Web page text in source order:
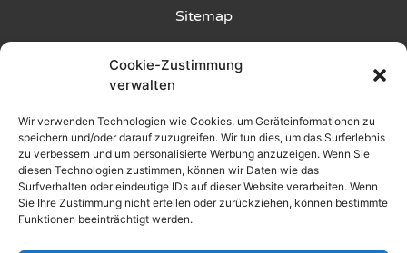
Cookie-Zustimmung
verwalten
Wir verwenden Technologien wie Cookies, um Geräteinformationen zu
speichern und/oder darauf zuzugreifen. Wir tun dies, um das Surferlebnis
zu verbessern und um personalisierte Werbung anzuzeigen. Wenn Sie
diesen Technologien zustimmen, können wir Daten wie das
Surfverhalten oder eindeutige IDs auf dieser Website verarbeiten. Wenn
Sie Ihre Zustimmung nicht erteilen oder zurückziehen, können bestimmte
Funktionen beeinträchtigt werden.
Liefer- und Zahlungsbedingungen
Kunde wirbt Kunde
Sitemap
AGB
Datenschutz